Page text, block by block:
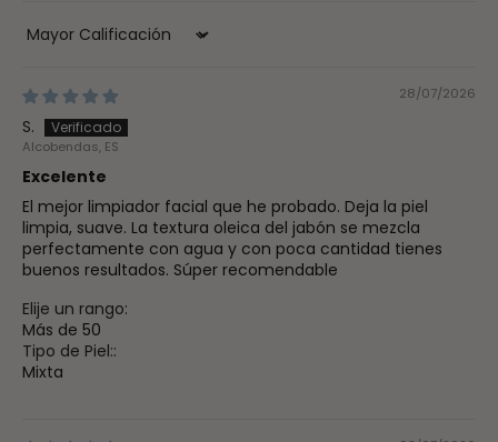
Sort by
28/07/2026
S.
Alcobendas, ES
Excelente
El mejor limpiador facial que he probado. Deja la piel
limpia, suave. La textura oleica del jabón se mezcla
perfectamente con agua y con poca cantidad tienes
buenos resultados. Súper recomendable
Elije un rango:
Más de 50
Tipo de Piel::
Mixta